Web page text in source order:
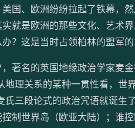
国、欧洲纷纷拉起了铁幕，
就是欧洲的那些文化、艺术
？这是当时占领柏林的盟军的
著名的英国地缘政治学家麦
理关系的某种一贯性看，世
三段论式的政治咒语就诞生
制世界岛（欧亚大陆）；谁